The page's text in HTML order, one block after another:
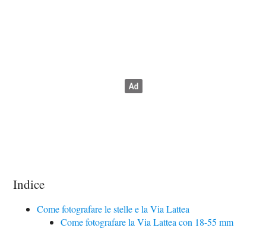
Indice
Come fotografare le stelle e la Via Lattea
Come fotografare la Via Lattea con 18-55 mm